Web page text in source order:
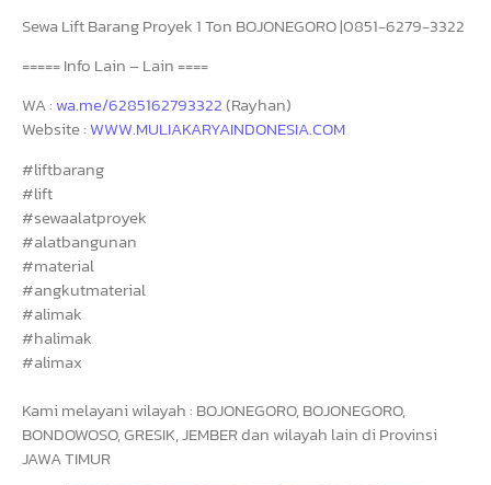
Sewa Lift Barang Proyek 1 Ton BOJONEGORO |0851-6279-3322
===== Info Lain – Lain ====
WA : wa.me/6285162793322(Rayhan)
Website : WWW.MULIAKARYAINDONESIA.COM
#liftbarang
#lift
#sewaalatproyek
#alatbangunan
#material
#angkutmaterial
#alimak
#halimak
#alimax
Kami melayani wilayah : BOJONEGORO, BOJONEGORO,
BONDOWOSO, GRESIK, JEMBER dan wilayah lain di Provinsi
JAWA TIMUR